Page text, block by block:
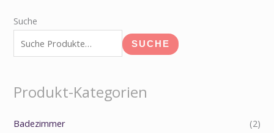
Suche
SUCHE
Produkt-Kategorien
Badezimmer
(2)